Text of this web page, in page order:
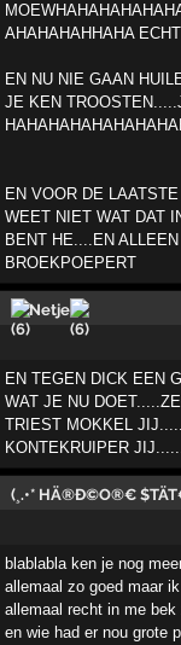
AHA­HAHAHHAHA
EN NU NIE GAAN
JE KEN­
EN VOOR DE
WEET NIET WAT DA­T
BENT HE.­...EN
BROEKPOEPERT
Netje
EN TEGEN DICK EEN
WAT JE NU
TRIEST MOKKEL
KONTEKRUIPER
(¸.•* HÄ®Ð©O®€
blablabla ken je nog
allemaal zo goed maar
allemaal recht in me bek
en wie had er nou grote